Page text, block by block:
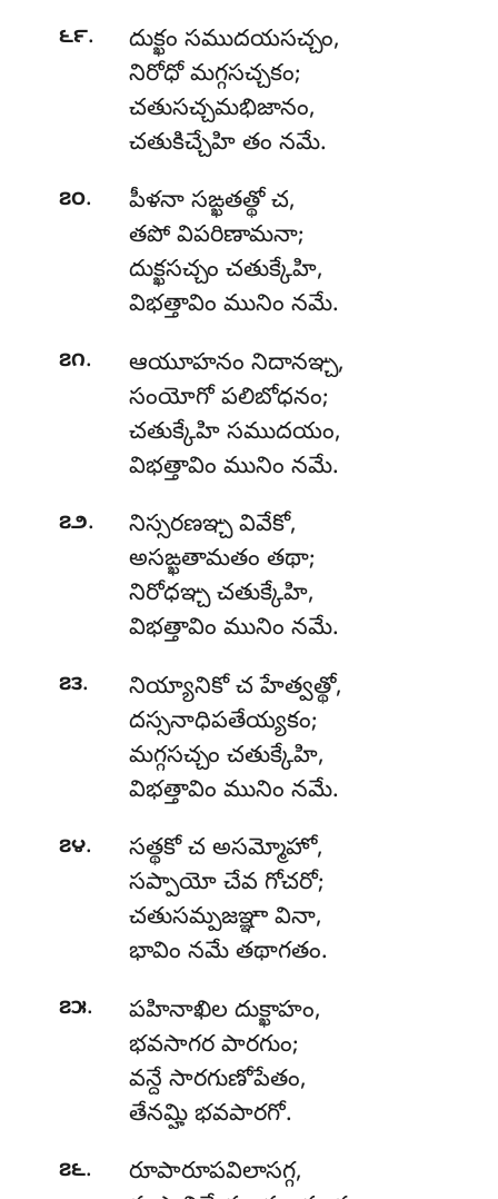
౬౯.
దుక్ఖం సముదయసచ్చం,
నిరోధో మగ్గసచ్చకం;
చతుసచ్చమభిజానం,
చతుకిచ్చేహి తం నమే.
౭౦.
పీళనా సఙ్ఖతత్థో చ,
తపో విపరిణామనా;
దుక్ఖసచ్చం చతుక్కేహి,
విభత్తావిం మునిం నమే.
౭౧. ఆయూహనం నిదానఞ్చ,
సంయోగో పలిబోధనం;
చతుక్కేహి సముదయం,
విభత్తావిం మునిం నమే.
౭౨.
నిస్సరణఞ్చ వివేకో,
అసఙ్ఖతామతం తథా;
నిరోధఞ్చ చతుక్కేహి,
విభత్తావిం మునిం నమే.
౭౩. నియ్యానికోచ హేత్వత్థో,
దస్సనాధిపతేయ్యకం;
మగ్గసచ్చం చతుక్కేహి,
విభత్తావిం మునిం నమే.
౭౪. సత్థకోచ అసమ్మోహో,
సప్పాయో చేవ గోచరో;
చతుసమ్పజఞ్ఞా వినా,
భావిం నమే తథాగతం.
౭౫.
పహినాఖిల దుక్ఖాహం,
భవసాగర పారగుం;
వన్దే సారగుణోపేతం,
తేనమ్హి భవపారగో.
౭౬. రూపారూపవిలాసగ్గ,